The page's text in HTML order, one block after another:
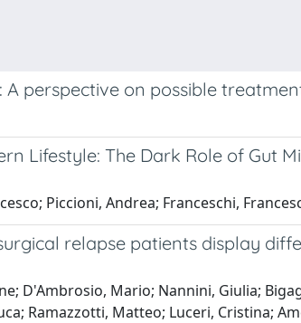
perspective on possible
Lifestyle: The Dark Role of Gut
Piccioni, Andrea; Franceschi,
relapse patients display
D'Ambrosio, Mario; Nannini, Giulia;
Ramazzotti, Matteo; Luceri, Cristina;